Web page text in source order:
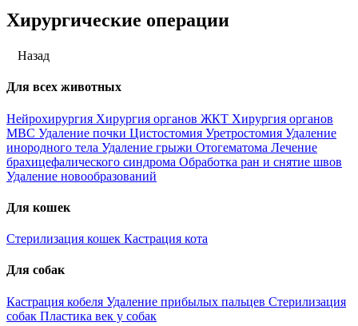
Хирургические операции
Назад
Для всех животных
Нейрохирургия Хирургия органов ЖКТ Хирургия органов
МВС Удаление почки Цистостомия Уретростомия Удаление
инородного тела Удаление грыжи Отогематома Лечение
брахицефалического синдрома Обработка ран и снятие швов
Удаление новообразований
Для кошек
Стерилизация кошек Кастрация кота
Для собак
Кастрация кобеля Удаление прибылых пальцев Стерилизация
собак Пластика век у собак